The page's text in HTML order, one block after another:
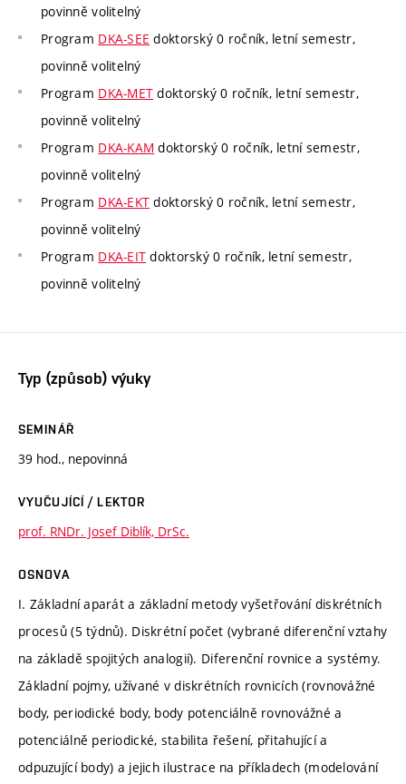
povinně volitelný
Program DKA-SEE doktorský 0 ročník, letní semestr,
povinně volitelný
Program DKA-MET doktorský 0 ročník, letní semestr,
povinně volitelný
Program DKA-KAM doktorský 0 ročník, letní semestr,
povinně volitelný
Program DKA-EKT doktorský 0 ročník, letní semestr,
povinně volitelný
Program DKA-EIT doktorský 0 ročník, letní semestr,
povinně volitelný
Typ (způsob) výuky
SEMINÁŘ
39 hod., nepovinná
VYUČUJÍCÍ / LEKTOR
prof. RNDr. Josef Diblík, DrSc.
OSNOVA
I. Základní aparát a základní metody vyšetřování diskrétních
procesů (5 týdnů). Diskrétní počet (vybrané diferenční vztahy
na základě spojitých analogií). Diferenční rovnice a systémy.
Základní pojmy, užívané v diskrétních rovnicích (rovnovážné
body, periodické body, body potenciálně rovnovážné a
potenciálně periodické, stabilita řešení, přitahující a
odpuzující body) a jejich ilustrace na příkladech (modelování